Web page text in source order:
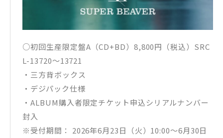
○初回生産限定盤A（CD+BD）8,800円（税込）SRC
L-13720〜13721
・三方背ボックス
・デジパック仕様
・ALBUM購入者限定チケット申込シリアルナンバー
封入
※受付期間： 2026年6月23日（火）10:00～6月30日